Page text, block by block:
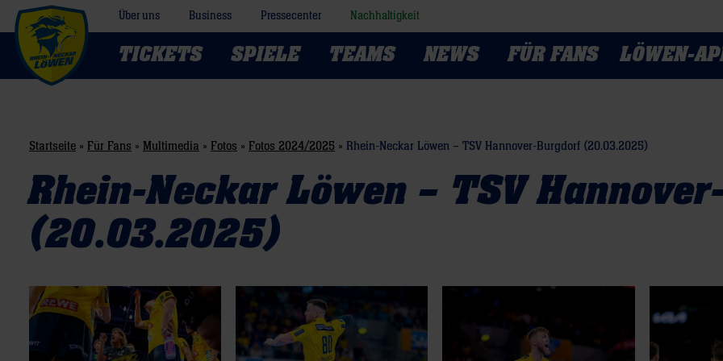
Über uns Business Pressecenter Nachhaltigkeit
TICKETS SPIELE TEAMS NEWS FÜR FANS LÖWEN-
Startseite » Für Fans » Multimedia » Fotos » Fotos 2024/2025 » Rhein-Neckar Löwen – TSV Hannover-Burgdorf (20.03.2025)
Rhein-Neckar Löwen – TSV
(20.03.2025)